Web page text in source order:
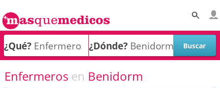
¿Qué? ¿Dónde?
Enfermeros en Benidorm